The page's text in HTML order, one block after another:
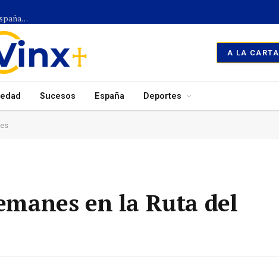
Más de 1.300 efectivos participarán en el dispositivo coordinado entre el Gobierno de España, el Principado de Asturias y los ayuntamientos para el eclipse del 12 de agosto
A LA CARTA
Sucesos España Deportes
en la Ruta del